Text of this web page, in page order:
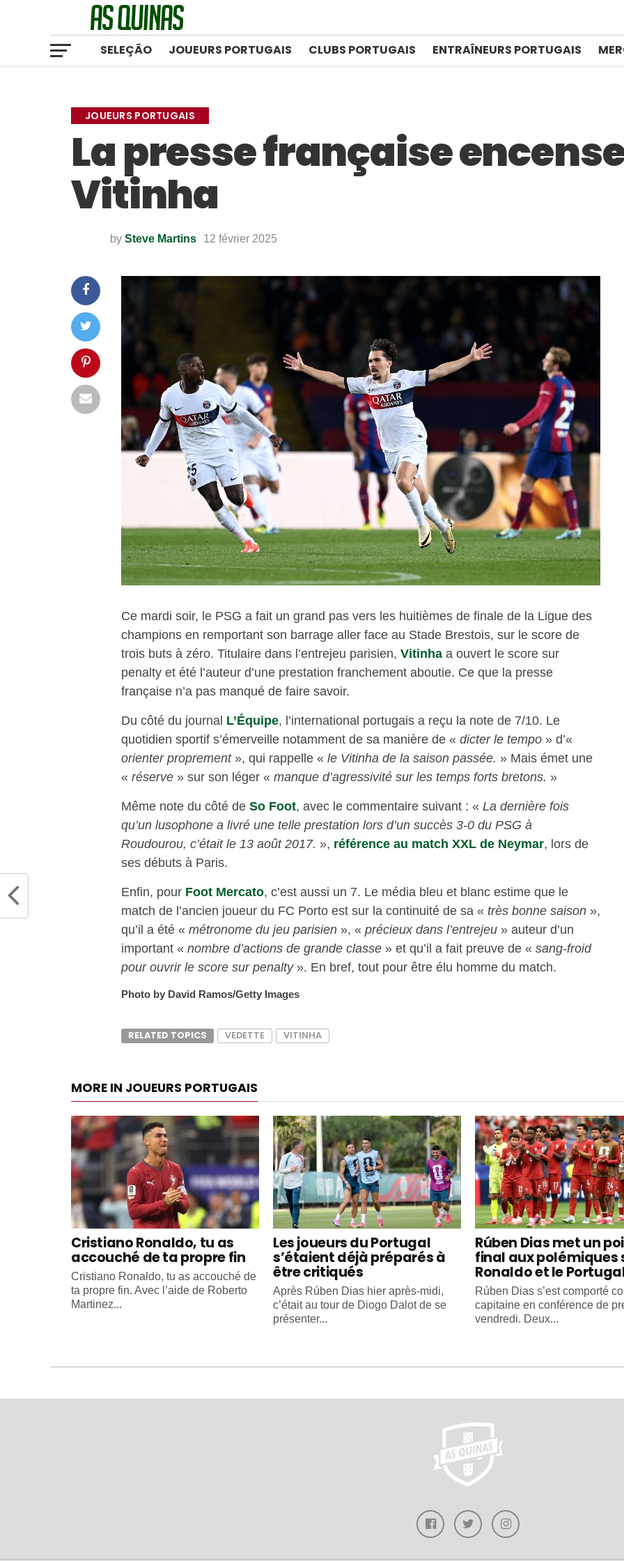
SELEÇÃO JOUEURS PORTUGAIS CLUBS PORTUGAIS ENTRAÎNEURS PORTUGAIS
JOUEURS PORTUGAIS
La presse française
Vitinha
by Steve Martins 12 février 2025
Ce mardi soir, le PSG a fait un grand pas vers les huitièmes de finale de la Ligue des
champions en remportant son barrage aller face au Stade Brestois, sur le score de
trois buts à zéro. Titulaire dans l’entrejeu parisien, Vitinha a ouvert le score sur
penalty et été l’auteur d’une prestation franchement aboutie. Ce que la presse
française n’a pas manqué de faire savoir.
Du côté du journal L’Équipe, l’international portugais a reçu la note de 7/10. Le
quotidien sportif s’émerveille notamment de sa manière de « dicter le tempo » d’«
orienter proprement», qui rappelle « le Vitinha de la saison passée. » Mais émet une
« réserve » sur son léger « manque d’agressivité sur les temps forts bretons. »
Même note du côté de So Foot, avec le commentaire suivant : « La dernière fois
qu’un lusophone a livré une telle prestation lors d’un succès 3-0 du PSG à
Roudourou, c’était le 13 août 2017. », référence au match XXL de Neymar, lors de
ses débuts à Paris.
Enfin, pour Foot Mercato, c’est aussi un 7. Le média bleu et blanc estime que le
match de l’ancien joueur du FC Porto est sur la continuité de sa « très bonne saison »,
qu’il a été « métronome du jeu parisien », « précieux dans l’entrejeu » auteur d’un
important « nombre d’actions de grande classe » et qu’il a fait preuve de « sang-froid
pour ouvrir le score sur penalty». En bref, tout pour être élu homme du match.
Photo by David Ramos/Getty Images
RELATED TOPICS VEDETTE VITINHA
MORE IN JOUEURS PORTUGAIS
Cristiano Ronaldo, tu as
accouché de ta propre fin
Cristiano Ronaldo, tu as accouché de
ta propre fin. Avec l’aide de Roberto
Martinez...
Les joueurs du Portugal
s’étaient déjà préparés à
être critiqués
Après Rúben Dias hier après-midi,
c’était au tour de Diogo Dalot de se
présenter...
Rúben Dias met un
final aux polémiques
Ronaldo et le
Rúben Dias s’est comporté
capitaine en conférence de
vendredi. Deux...